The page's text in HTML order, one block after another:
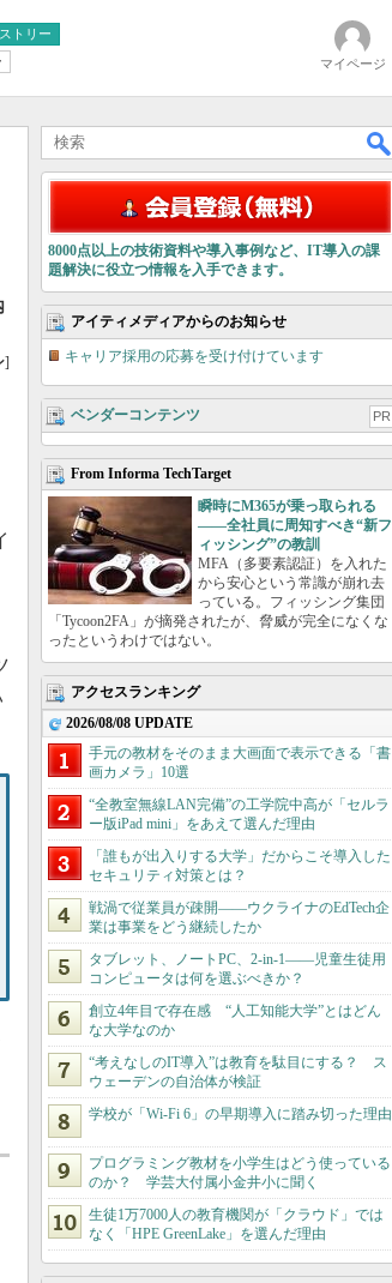
トリー
マイページ
]
8000点以上の技術資料や導入事例など、IT導入の課
題解決に役立つ情報を入手できます。
アイティメディアからのお知らせ
キャリア採用の応募を受け付けています
ベンダーコンテンツ PR
From Informa TechTarget
瞬時にM365が乗っ取られる
――全社員に周知すべき“新フ
ィッシング”の教訓
MFA（多要素認証）を入れた
から安心という常識が崩れ去
っている。フィッシング集団
「Tycoon2FA」が摘発されたが、脅威が完全になくな
ったというわけではない。
アクセスランキング
2026/08/08 UPDATE
手元の教材をそのまま大画面で表示できる「書
画カメラ」10選
“全教室無線LAN完備”の工学院中高が「セルラ
ー版iPad mini」をあえて選んだ理由
「誰もが出入りする大学」だからこそ導入した
セキュリティ対策とは？
戦渦で従業員が疎開――ウクライナのEdTech企
業は事業をどう継続したか
タブレット、ノートPC、2-in-1――児童生徒用
コンピュータは何を選ぶべきか？
創立4年目で存在感 “人工知能大学”とはどん
な大学なのか
“考えなしのIT導入”は教育を駄目にする？ ス
ウェーデンの自治体が検証
学校が「Wi-Fi 6」の早期導入に踏み切った理由
プログラミング教材を小学生はどう使っている
のか？ 学芸大付属小金井小に聞く
生徒1万7000人の教育機関が「クラウド」では
なく「HPE GreenLake」を選んだ理由